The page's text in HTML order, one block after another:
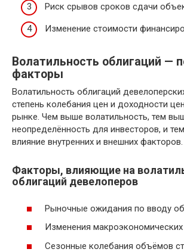
Риск срывов сроков сдачи
Изменение стоимости
Волатильность облигаций —
факторы
Волатильность облигаций
степень колебания цен и доходности
рынке. Чем выше волатильность, тем
неопределённость для инвесторов, и
влияние внутренних и внешних факторов.
Факторы, влияющие на
облигаций девелоперов
Рыночные ожидания по вводу
Изменения макроэкономических
Сезонные колебания объёмов